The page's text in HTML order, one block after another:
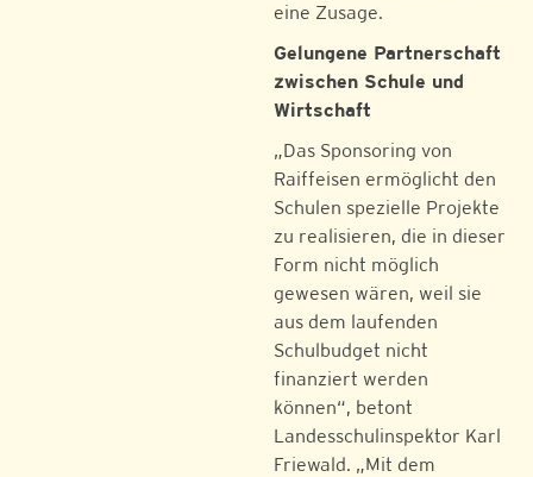
eine Zusage.
Gelungene Partnerschaft
zwischen Schule und
Wirtschaft
„Das Sponsoring von
Raiffeisen ermöglicht den
Schulen spezielle Projekte
zu realisieren, die in dieser
Form nicht möglich
gewesen wären, weil sie
aus dem laufenden
Schulbudget nicht
finanziert werden
können“, betont
Landesschulinspektor Karl
Friewald. „Mit dem